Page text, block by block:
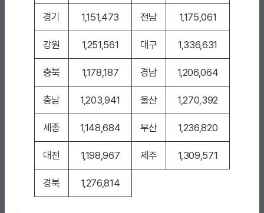
경기 1,151,473 전남 1,175,061
강원 1,251,561 대구 1,336,631
충북 1,178,187 경남 1,206,064
충남 1,203,941 울산 1,270,392
세종 1,148,684 부산 1,236,820
대전 1,198,967 제주 1,309,571
경북 1,276,814